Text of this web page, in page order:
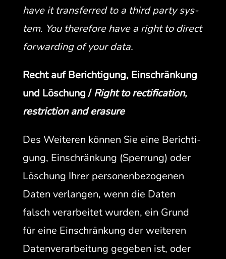
have it trans­ferred to a third par­ty sys­
tem. You there­fore have a right to direct
for­ward­ing of your data.
Recht auf Berich­ti­gung, Ein­schränkung
und Löschung / Right to rec­ti­fi­ca­tion,
restric­tion and erasure
Des Weit­eren kön­nen Sie eine Berich­ti­
gung, Ein­schränkung (Sper­rung) oder
Löschung Ihrer per­so­n­en­be­zo­ge­nen
Dat­en ver­lan­gen, wenn die Dat­en
falsch ver­ar­beit­et wur­den, ein Grund
für eine Ein­schränkung der weit­eren
Daten­ver­ar­beitung gegeben ist, oder